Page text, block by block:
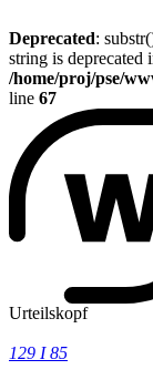
Deprecated:
string is deprecated
/home/proj/pse/
line 67
Urteilskopf
129 I 85